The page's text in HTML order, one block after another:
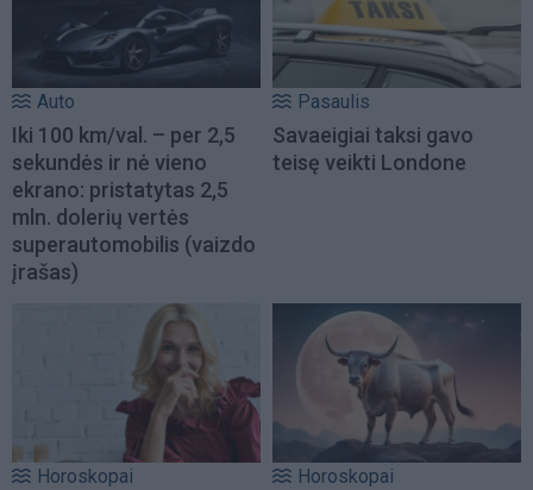
Auto
Iki 100 km/val. – per 2,5
sekundės ir nė vieno
ekrano: pristatytas 2,5
mln. dolerių vertės
superautomobilis (vaizdo
įrašas)
Pasaulis
Savaeigiai taksi gavo
teisę veikti Londone
Horoskopai Horoskopai